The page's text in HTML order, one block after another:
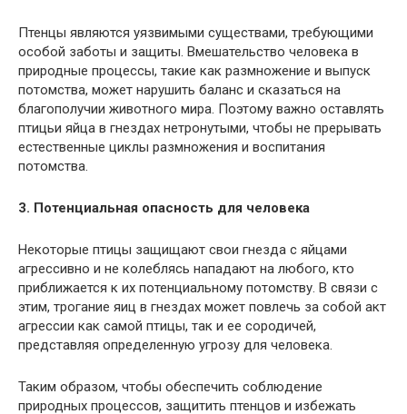
Птенцы являются уязвимыми существами, требующими
особой заботы и защиты. Вмешательство человека в
природные процессы, такие как размножение и выпуск
потомства, может нарушить баланс и сказаться на
благополучии животного мира. Поэтому важно оставлять
птицьи яйца в гнездах нетронутыми, чтобы не прерывать
естественные циклы размножения и воспитания
потомства.
3. Потенциальная опасность для человека
Некоторые птицы защищают свои гнезда с яйцами
агрессивно и не колеблясь нападают на любого, кто
приближается к их потенциальному потомству. В связи с
этим, трогание яиц в гнездах может повлечь за собой акт
агрессии как самой птицы, так и ее сородичей,
представляя определенную угрозу для человека.
Таким образом, чтобы обеспечить соблюдение
природных процессов, защитить птенцов и избежать